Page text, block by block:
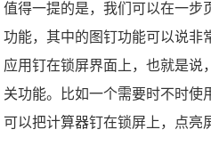
值得一提的是，我们可以在一步
功能，其中的图钉功能可以说非
应用钉在锁屏界面上，也就是说
关功能。比如一个需要时不时使
可以把计算器钉在锁屏上，点亮